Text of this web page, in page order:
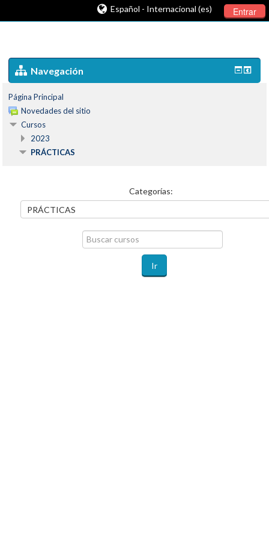
Entrar
Español - Internacional (es)
Navegación
Página Principal
Novedades del sitio
Cursos
2023
PRÁCTICAS
Categorías:
Buscar
cursos
Ir